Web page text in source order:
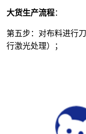
大货生产流程：
第五步：对布料进行
行激光处理）；